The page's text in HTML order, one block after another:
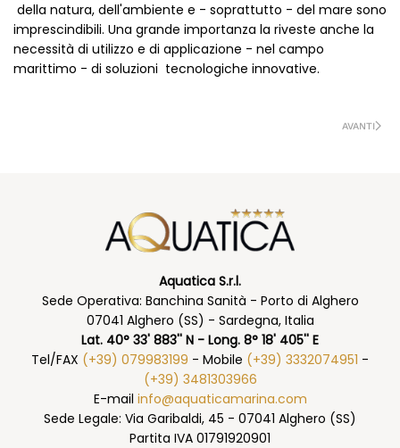
della natura, dell'ambiente e - soprattutto - del mare sono
imprescindibili. Una grande importanza la riveste anche la
necessità di utilizzo e di applicazione - nel campo
marittimo - di soluzioni tecnologiche innovative.
AVANTI
Aquatica S.r.l.
Sede Operativa: Banchina Sanità - Porto di Alghero
07041 Alghero (SS) - Sardegna, Italia
Lat. 40° 33' 883'' N - Long. 8° 18' 405'' E
Tel/FAX (+39) 079983199 - Mobile (+39) 3332074951 -
(+39) 3481303966
E-mail info@aquaticamarina.com
Sede Legale: Via Garibaldi, 45 - 07041 Alghero (SS)
Partita IVA 01791920901